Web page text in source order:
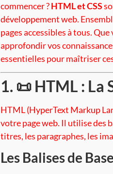
commencer ?HTML et CSS
développement web.
pages accessibles à tous.
approfondir vos
essentielles pour maîtriser
1. 📜 HTML :
HTML (HyperText Markup
votre page web. Il utilise des
titres, les paragraphes, les
Les Balises de Base